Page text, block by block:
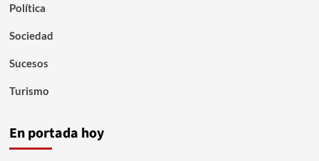
Política
Sociedad
Sucesos
Turismo
En portada hoy